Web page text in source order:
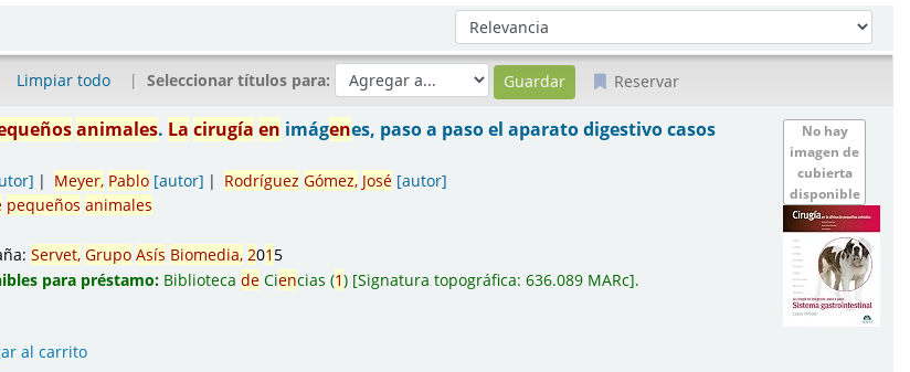
Ordenar por:
Limpiar todo Seleccionar títulos para: Reservar
No hay
imagen de
cubierta
disponible
animales. La cirugía en imágenes, paso a paso el aparato digestivo casos
Meyer, Pablo[autor] Rodríguez Gómez, José[autor]
pequeños animales
Servet, Grupo Asís Biomedia, 201 5
para préstamo: Biblioteca de Ciencias (1) Signatura topográfica: 636.089 MARc .
al carrito